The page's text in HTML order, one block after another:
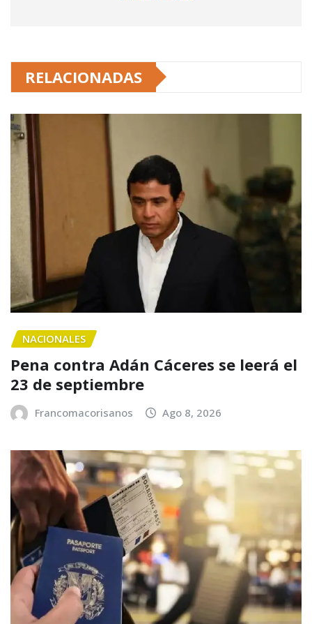
RELACIONADAS
NACIONALES
Pena contra Adán Cáceres se leerá el
23 de septiembre
Francomacorisanos Ago 8, 2026